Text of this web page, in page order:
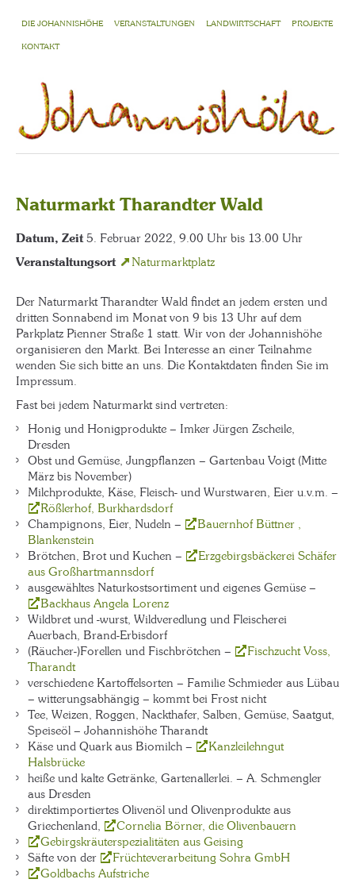
DIE JOHANNISHÖHE VERANSTALTUNGEN LANDWIRTSCHAFT PROJEKTE
KONTAKT
Naturmarkt Tharandter Wald
Datum, Zeit5. Februar 2022, 9.00 Uhr bis 13.00 Uhr
Veranstaltungsort Naturmarktplatz
Der Naturmarkt Tharandter Wald findet an jedem ersten und
dritten Sonnabend im Monat von 9 bis 13 Uhr auf dem
Parkplatz Pienner Straße 1 statt. Wir von der Johannishöhe
organisieren den Markt. Bei Interesse an einer Teilnahme
wenden Sie sich bitte an uns. Die Kontaktdaten finden Sie im
Impressum.
Fast bei jedem Naturmarkt sind vertreten:
Honig und Honigprodukte – Imker Jürgen Zscheile,
Dresden
Obst und Gemüse, Jungpflanzen – Gartenbau Voigt (Mitte
März bis November)
Milchprodukte, Käse, Fleisch- und Wurstwaren, Eier u.v.m. –
Rößlerhof, Burkhardsdorf
Champignons, Eier, Nudeln –
Bauernhof Büttner ,
Blankenstein
Brötchen, Brot und Kuchen –
Erzgebirgsbäckerei Schäfer
aus Großhartmannsdorf
ausgewähltes Naturkostsortiment und eigenes Gemüse –
Backhaus Angela Lorenz
Wildbret und -wurst, Wildveredlung und Fleischerei
Auerbach, Brand-Erbisdorf
(Räucher-)Forellen und Fischbrötchen –
Fischzucht Voss,
Tharandt
verschiedene Kartoffelsorten – Familie Schmieder aus Lübau
– witterungsabhängig – kommt bei Frost nicht
Tee, Weizen, Roggen, Nackthafer, Salben, Gemüse, Saatgut,
Speiseöl – Johannishöhe Tharandt
Käse und Quark aus Biomilch –
Kanzleilehngut
Halsbrücke
heiße und kalte Getränke, Gartenallerlei. – A. Schmengler
aus Dresden
direktimportiertes Olivenöl und Olivenprodukte aus
Griechenland,
Cornelia Börner, die Olivenbauern
Gebirgskräuterspezialitäten aus Geising
Säfte von der
Früchteverarbeitung Sohra GmbH
Goldbachs Aufstriche